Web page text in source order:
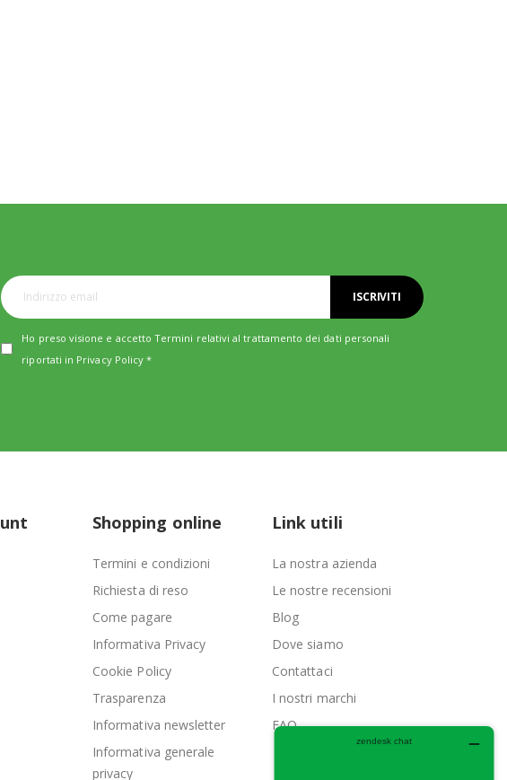
ISCRIVITI
Ho preso visione e accetto Termini relativi al trattamento dei dati personali
riportati in Privacy Policy *
Shopping online
Termini e condizioni
Richiesta di reso
Come pagare
Informativa Privacy
Cookie Policy
Trasparenza
Informativa newsletter
Informativa generale
privacy
Link utili
La nostra azienda
Le nostre recensioni
Blog
Dove siamo
Contattaci
I nostri marchi
FAQ